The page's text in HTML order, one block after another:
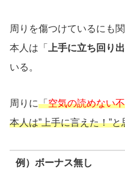
周りを傷つけているにも関
本人は「
上手に立ち回り
いる。
周りに「空気の読めない
本人は”上手に言えた！”
例）ボーナス無し